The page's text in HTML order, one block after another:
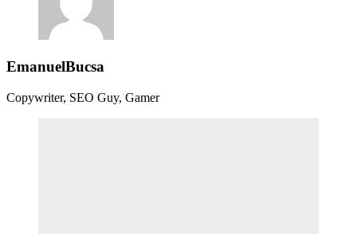
EmanuelBucsa
Copywriter, SEO Guy, Gamer